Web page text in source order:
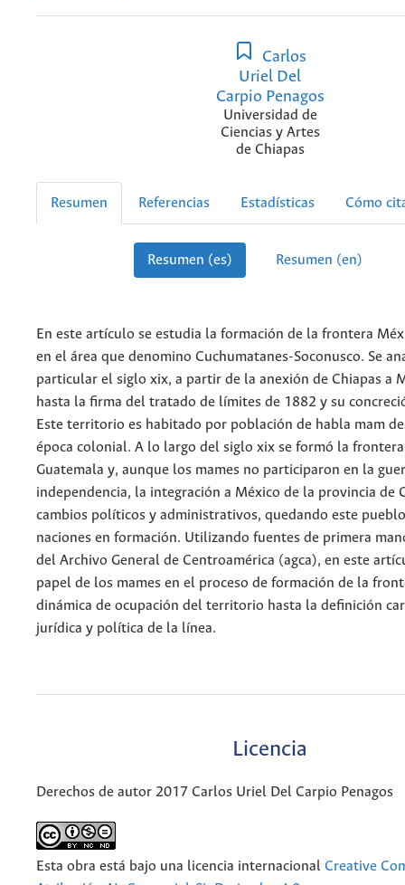
Carlos
Uriel Del
Carpio Penagos
Universidad de
Ciencias y Artes
de Chiapas
Resumen Referencias Estadísticas Cómo
Resumen (es) Resumen (en)
En este artículo se estudia la formación de la frontera
en el área que denomino Cuchumatanes-Soconusco. Se
particular el siglo xix, a partir de la anexión de Chiapas a
hasta la firma del tratado de límites de 1882 y su
Este territorio es habitado por población de habla mam
época colonial. A lo largo del siglo xix se formó la
Guatemala y, aunque los mames no participaron en la
independencia, la integración a México de la provincia de
cambios políticos y administrativos, quedando este
naciones en formación. Utilizando fuentes de primera
del Archivo General de Centroamérica (agca), en este
papel de los mames en el proceso de formación de la
dinámica de ocupación del territorio hasta la definición
jurídica y política de la línea.
Licencia
Derechos de autor 2017 Carlos Uriel Del Carpio Penagos
Esta obra está bajo una licencia internacional Creative